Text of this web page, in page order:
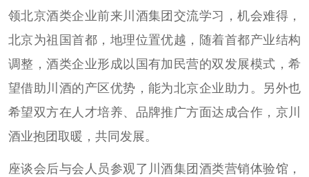
领北京酒类企业前来川酒集团交流学习，机会难得，
北京为祖国首都，地理位置优越，随着首都产业结构
调整，酒类企业形成以国有加民营的双发展模式，希
望借助川酒的产区优势，能为北京企业助力。另外也
希望双方在人才培养、品牌推广方面达成合作，京川
酒业抱团取暖，共同发展。
座谈会后与会人员参观了川酒集团酒类营销体验馆，